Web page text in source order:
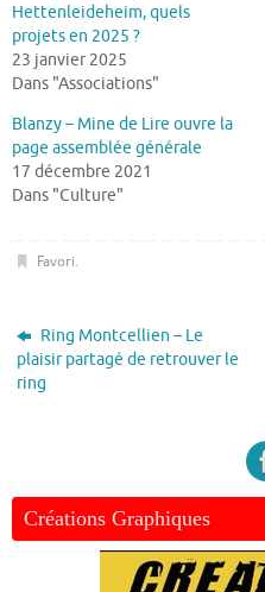
Hettenleideheim, quels
projets en 2025 ?
23 janvier 2025
Dans "Associations"
Blanzy – Mine de Lire ouvre la
page assemblée générale
17 décembre 2021
Dans "Culture"
Favori.
Ring Montcellien – Le
plaisir partagé de retrouver le
ring
Créations Graphiques